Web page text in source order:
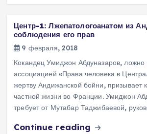
Центр-1: Лжепатологоанатом из
соблюдения его прав
9 февраля, 2018
Кокандец Умиджон Абдуназаров,
ассоциацией «Права человека в
жертву Андижанской бойни, призывает
частной жизни во Франции. Умиджон
требует от Мутабар Таджибаевой,
Continue reading